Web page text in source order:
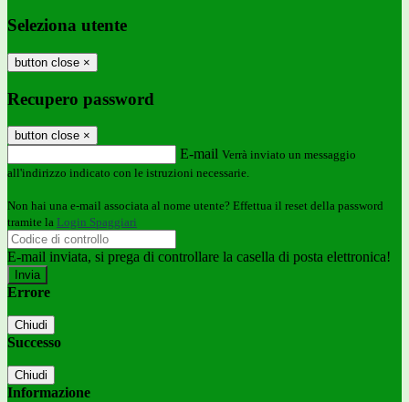
Seleziona utente
button close ×
Recupero password
button close ×
E-mail Verrà inviato un messaggio
all'indirizzo indicato con le istruzioni necessarie.
Non hai una e-mail associata al nome utente? Effettua il reset della password
tramite la Login Spaggiari
E-mail inviata, si prega di controllare la casella di posta elettronica!
Errore
Chiudi
Successo
Chiudi
Informazione